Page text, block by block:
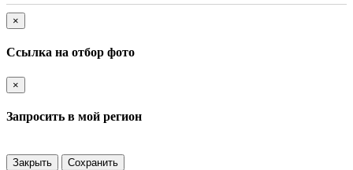
×
Ссылка на отбор фото
×
Запросить в мой регион
Закрыть Сохранить